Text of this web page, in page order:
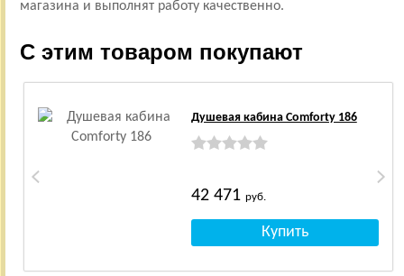
магазина и выполнят работу качественно.
С этим товаром покупают
Душевая кабина Comforty 186
42 471 руб.